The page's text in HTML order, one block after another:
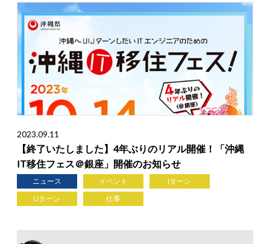
2023.09.11
【終了いたしました】4年ぶりのリアル開催！「沖縄
IT移住フェス＠銀座」開催のお知らせ
ニュース イベント
Iターン
Uターン
仕事